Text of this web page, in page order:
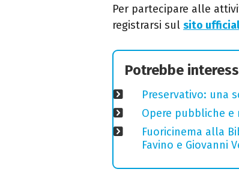
Per partecipare alle
registrarsi sul sito
Potrebbe
Preservativo: una
Opere pubbliche e
Fuoricinema alla
Favino e Giovanni